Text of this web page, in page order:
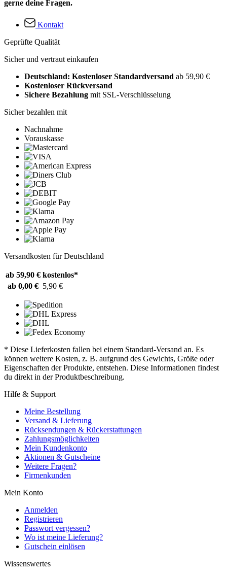
gerne deine Fragen.
Kontakt
Geprüfte Qualität
Sicher und vertraut einkaufen
Deutschland: Kostenloser Standardversand ab 59,90 €
Kostenloser Rückversand
Sichere Bezahlung mit SSL-Verschlüsselung
Sicher bezahlen mit
Nachnahme
Vorauskasse
Versandkosten für Deutschland
ab 59,90 € kostenlos*
ab 0,00 € 5,90 €
* Diese Lieferkosten fallen bei einem Standard-Versand an. Es
können weitere Kosten, z. B. aufgrund des Gewichts, Größe oder
Eigenschaften der Produkte, entstehen. Diese Informationen findest
du direkt in der Produktbeschreibung.
Hilfe & Support
Meine Bestellung
Versand & Lieferung
Rücksendungen & Rückerstattungen
Zahlungsmöglichkeiten
Mein Kundenkonto
Aktionen & Gutscheine
Weitere Fragen?
Firmenkunden
Mein Konto
Anmelden
Registrieren
Passwort vergessen?
Wo ist meine Lieferung?
Gutschein einlösen
Wissenswertes